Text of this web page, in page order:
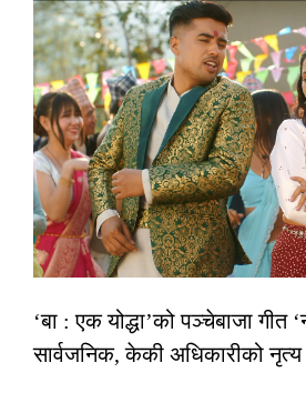
‘बा : एक योद्धा’को पञ्चेबाजा गीत
सार्वजनिक, केकी अधिकारीको